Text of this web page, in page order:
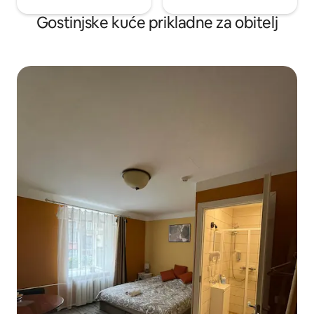
Gostinjske kuće prikladne za obitelj